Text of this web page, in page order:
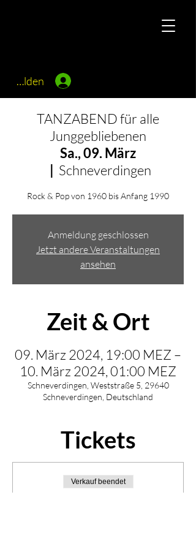
TANZABEND für alle
Junggebliebenen
Sa., 09. März
Schneverdingen
Rock & Pop von 1960 bis Anfang 1990
Anmeldung geschlossen
Jetzt andere Veranstaltungen
ansehen
Zeit & Ort
09. März 2024, 19:00 MEZ –
10. März 2024, 01:00 MEZ
Schneverdingen, Weststraße 5, 29640
Schneverdingen, Deutschland
Tickets
Verkauf beendet